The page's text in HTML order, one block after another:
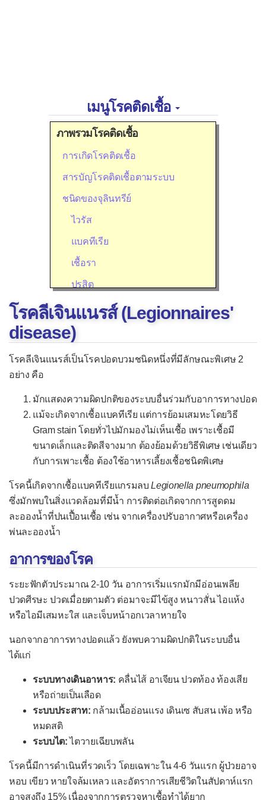
เมนูโรคติดเชื้อ
ภาพรวมโรคติดเชื้อ
การเกิดโรคติดเชื้อ
สารบัญโรคติดเชื้อตามระบบ
ชนิดของจุลินทรีย์
ไวรัส
แบคทีเรีย
เชื้อรา
ปรสิต
เชื้ออื่น ๆ
อาการของโรคติดเชื้อ
ไข้เลือดออก
ไข้สมองอักเสบ
ไข้หวัดใหญ่
โรคหวัด
คออักเสบจากไวรัส
คางทูม
ชิคุนกุนยา
เยื่อบุตาอักเสบจากไวรัส
เยื่อหุ้มปอดอักเสบจากไวรัส
เยื่อหุ้มสมองอักเสบจากไวรัส
ไซโตเมกะโลไวรัสแต่กำเนิด
โรคติดเชื้อโมโนนิวคลีโอสิส
โรคพิษสุนัขบ้า
โรคฟิฟธ์
โรคมือเท้าปาก
โรคเริม
โรคลีเจินแนรส์ (Legionnaires'
disease)
โรคลีเจินแนรส์เป็นโรคปอดบวมชนิดหนึ่งที่มีลักษณะพิเศษ 2
อย่าง คือ
มักแสดงความผิดปกติของระบบอื่นร่วมกับอาการทางปอด
แม้จะเกิดจากเชื้อแบคทีเรีย แต่การย้อมเสมหะโดยวิธี
Gram stain โดยทั่วไปมักมองไม่เห็นเชื้อ เพราะเชื้อมี
ขนาดเล็กและติดสีจางมาก ต้องย้อมด้วยวิธีพิเศษ เช่นเดียว
กับการเพาะเชื้อ ต้องใช้อาหารเลี้ยงเชื้อชนิดพิเศษ
โรคนี้เกิดจากเชื้อแบคทีเรียแกรมลบLegionella pneumophila
ซึ่งมักพบในสิ่งแวดล้อมที่มีน้ำ การติดต่อเกิดจากการสูดดม
ละอองน้ำที่ปนเปื้อนเชื้อ เช่น จากเครื่องปรับอากาศหรือเครื่อง
พ่นละอองน้ำ
อาการของโรค
ระยะฟักตัวประมาณ 2-10 วัน อาการเริ่มแรกมักมีอ่อนเพลีย
ปวดศีรษะ ปวดเมื่อยตามตัว ต่อมาจะมีไข้สูง หนาวสั่น ไอแห้ง
หรือไอมีเสมหะใส และเจ็บหน้าอกเวลาหายใจ
นอกจากอาการทางปอดแล้ว ยังพบความผิดปกติในระบบอื่น
ได้แก่
ระบบทางเดินอาหาร: คลื่นไส้ อาเจียน ปวดท้อง ท้องเสีย
หรือถ่ายเป็นเลือด
ระบบประสาท: กล้ามเนื้ออ่อนแรง เดินเซ สับสน เพ้อ หรือ
หมดสติ
ระบบไต:ไตวายเฉียบพลัน
โรคนี้มีการดำเนินที่รวดเร็ว โดยเฉพาะใน 4-6 วันแรก ผู้ป่วยอาจ
หอบ เขียว หายใจล้มเหลว และอัตราการเสียชีวิตในสัปดาห์แรก
อาจสูงถึง 15% เนื่องจากการตรวจหาเชื้อทำได้ยาก